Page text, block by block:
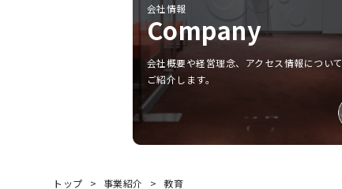
会社情報
Company
会社概要や経営理念、アクセス情報について
ご紹介します。
トップ 事業紹介 教育